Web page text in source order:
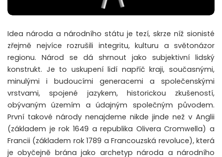
Idea národa a národního státu je tezí, skrze níž sionisté
zřejmě nejvíce rozrušili integritu, kulturu a světonázor
regionu. Národ se dá shrnout jako subjektivní lidský
konstrukt. Je to uskupení lidí napříč kraji, současnými,
minulými i budoucími generacemi a společenskými
vrstvami, spojené jazykem, historickou zkušeností,
obývaným územím a údajným společným původem.
První takové národy nenajdeme nikde jinde než v Anglii
(základem je rok 1649 a republika Olivera Cromwella) a
Francii (základem rok 1789 a Francouzská revoluce), která
je obyčejně brána jako archetyp národa a národního